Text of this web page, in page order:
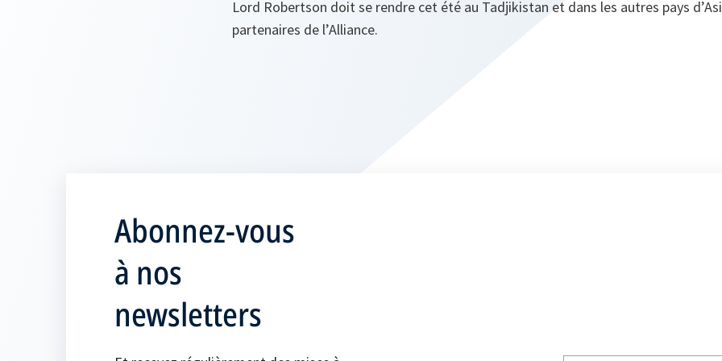
Lord Robertson doit se rendre cet été au Tadjikistan et dans les autres pays
partenaires de l’Alliance.
Abonnez-vous
à nos
newsletters